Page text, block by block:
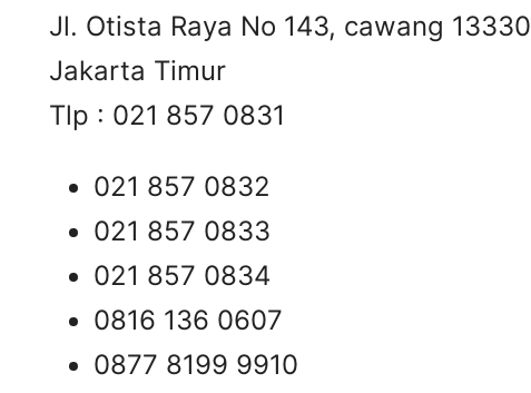
Jl. Otista Raya No 143, cawang 13330
Jakarta Timur
Tlp : 021 857 0831
021 857 0832
021 857 0833
021 857 0834
0816 136 0607
0877 8199 9910